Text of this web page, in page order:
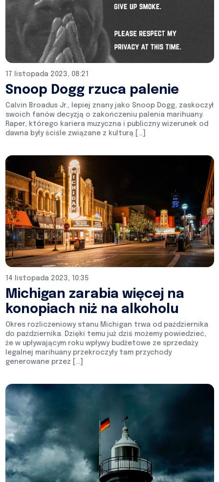
17 listopada 2023, 08:21
Snoop Dogg rzuca palenie
Calvin Broadus Jr., lepiej znany jako Snoop Dogg, zaskoczył
swoich fanów decyzją o zakończeniu palenia marihuany.
Raper, którego kariera muzyczna i publiczny wizerunek od
dawna były ściśle związane z kulturą […]
14 listopada 2023, 10:35
Michigan zarabia więcej na
konopiach niż na alkoholu
Okres rozliczeniowy stanu Michigan trwa od października
do października. Dzięki temu już dziś możemy powiedzieć,
że w upływającym roku wpływy budżetowe ze sprzedaży
legalnej marihuany przekroczyły tam przychody
generowane przez […]